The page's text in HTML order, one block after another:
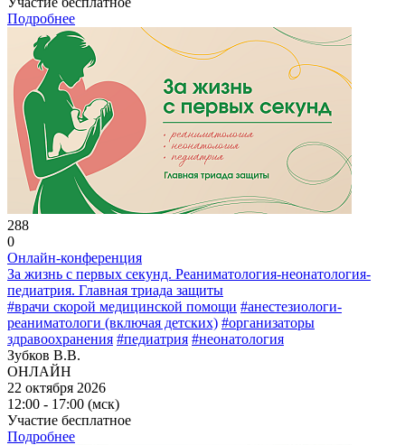
Подробнее
288
0
Онлайн-конференция
За жизнь с первых секунд. Реаниматология-неонатология-
педиатрия. Главная триада защиты
#врачи скорой медицинской помощи #анестезиологи-
реаниматологи (включая детских) #организаторы
здравоохранения #педиатрия #неонатология
Зубков В.В.
ОНЛАЙН
22 октября 2026
12:00 - 17:00 (мск)
Участие бесплатное
Подробнее